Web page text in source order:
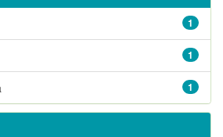
1
1
1